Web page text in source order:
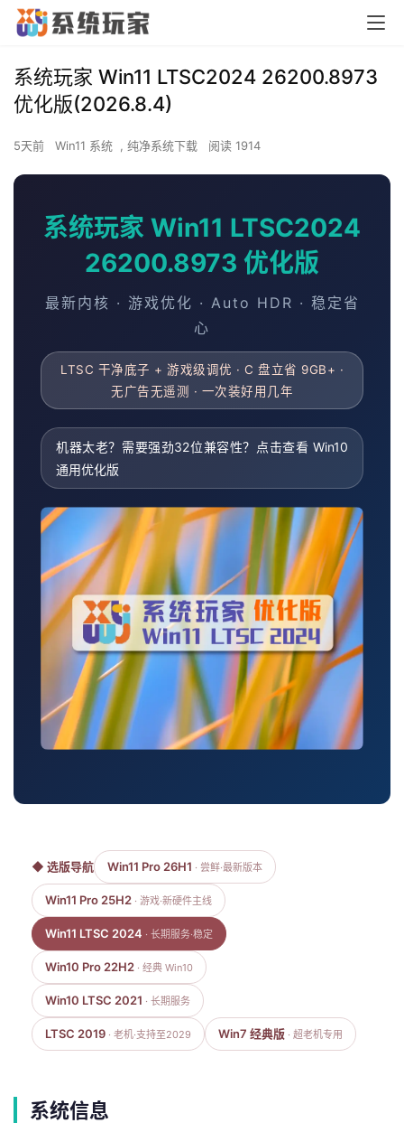
系统玩家 Win11 LTSC2024 26200.8973
优化版(2026.8.4)
5天前 Win11 系统 , 纯净系统下载 阅读 1914
系统玩家 Win11 LTSC2024
26200.8973 优化版
最新内核 · 游戏优化 · Auto HDR · 稳定省
心
LTSC 干净底子 + 游戏级调优 · C 盘立省 9GB+ ·
无广告无遥测 · 一次装好用几年
机器太老？需要强劲32位兼容性？点击查看 Win10
通用优化版
◆ 选版导航 Win11 Pro 26H1 · 尝鲜·最新版本
Win11 Pro 25H2 · 游戏·新硬件主线
Win11 LTSC 2024 · 长期服务·稳定
Win10 Pro 22H2 · 经典 Win10
Win10 LTSC 2021 · 长期服务
LTSC 2019 · 老机·支持至2029 Win7 经典版 · 超老机专用
系统信息